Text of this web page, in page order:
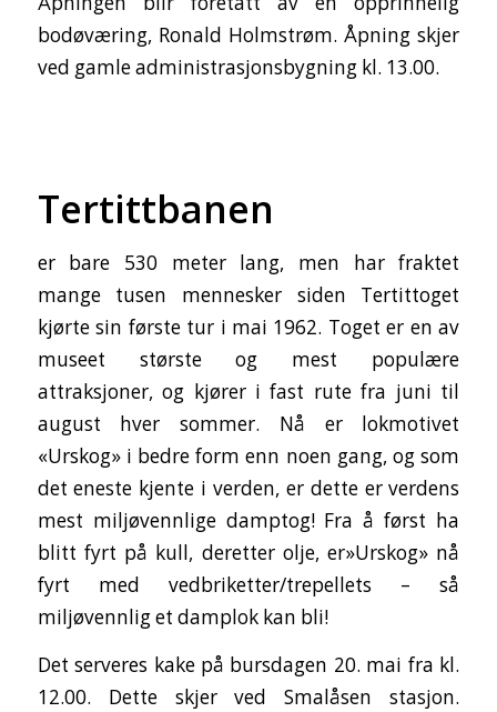
bodøværing, Ronald Holmstrøm. Åpning skjer
ved gamle administrasjonsbygning kl. 13.00.
Tertittbanen
er bare 530 meter lang, men har fraktet
mange tusen mennesker siden Tertittoget
kjørte sin første tur i mai 1962. Toget er en av
museet største og mest populære
attraksjoner, og kjører i fast rute fra juni til
august hver sommer. Nå er lokmotivet
«Urskog» i bedre form enn noen gang, og som
det eneste kjente i verden, er dette er verdens
mest miljøvennlige damptog! Fra å først ha
blitt fyrt på kull, deretter olje, er»Urskog» nå
fyrt med vedbriketter/trepellets – så
miljøvennlig et damplok kan bli!
Det serveres kake på bursdagen 20. mai fra kl.
12.00. Dette skjer ved Smalåsen stasjon.